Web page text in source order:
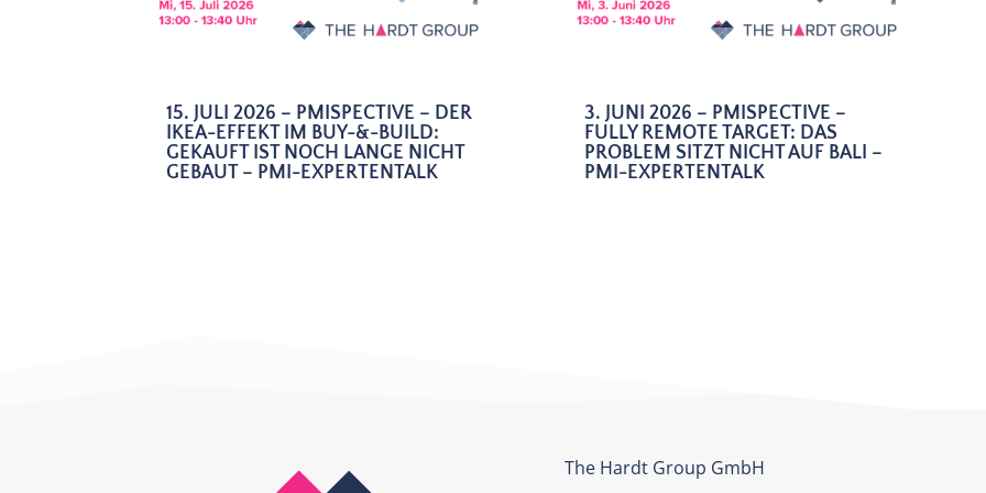
15. JULI 2026 – PMISPECTIVE – DER
IKEA-EFFEKT IM BUY-&-BUILD:
GEKAUFT IST NOCH LANGE NICHT
GEBAUT – PMI-EXPERTENTALK
3. JUNI 2026 – PMISPECTIVE –
FULLY REMOTE TARGET: DAS
PROBLEM SITZT NICHT AUF BALI –
PMI-EXPERTENTALK
The Hardt Group GmbH